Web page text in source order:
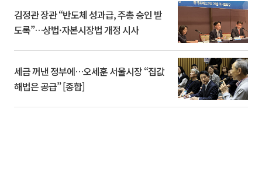
김정관 장관 “반도체 성과급, 주총 승인 받
도록”…상법·자본시장법 개정 시사
세금 꺼낸 정부에…오세훈 서울시장 “집값
해법은 공급” [종합]